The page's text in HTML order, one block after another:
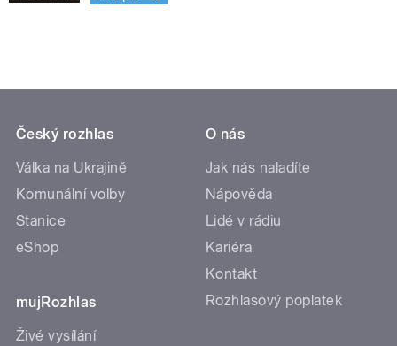
Český rozhlas
Válka na Ukrajině
Komunální volby
Stanice
eShop
mujRozhlas
Živé vysílání
O nás
Jak nás naladíte
Nápověda
Lidé v rádiu
Kariéra
Kontakt
Rozhlasový poplatek